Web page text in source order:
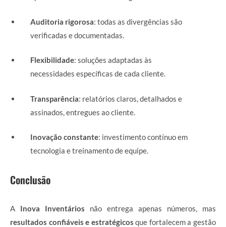
Auditoria rigorosa: todas as divergências são
verificadas e documentadas.
Flexibilidade: soluções adaptadas às
necessidades específicas de cada cliente.
Transparência: relatórios claros, detalhados e
assinados, entregues ao cliente.
Inovação constante: investimento contínuo em
tecnologia e treinamento de equipe.
Conclusão
A Inova Inventários não entrega apenas números, mas
resultados confiáveis e estratégicos que fortalecem a gestão